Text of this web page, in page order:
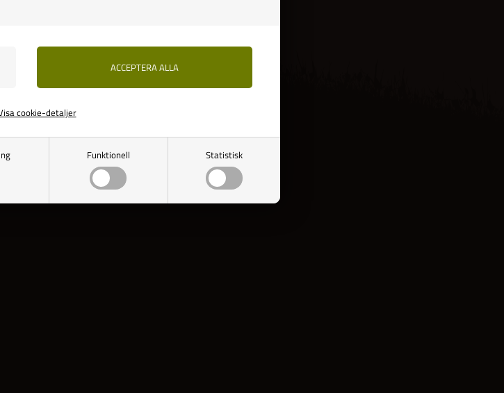
Funktionell Statistisk
cookie-detaljer